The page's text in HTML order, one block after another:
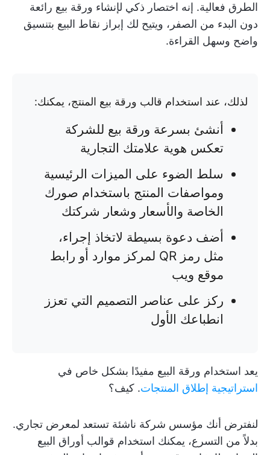
الطرق فعالية. إنه اختصار ذكي لإنشاء ورقة بيع رائعة
دون البدء من الصفر، ويتيح لك إبراز نقاط البيع بتنسيق
واضح وسهل القراءة.
لذلك، عند استخدام قالب ورقة بيع المنتج، يمكنك:
أنشئ بسرعة ورقة بيع للشركة
تعكس هوية علامتك التجارية
سلط الضوء على الميزات الرئيسية
ومواصفات المنتج باستخدام صورك
الخاصة والأسعار وشعار شركتك
أضف دعوة بسيطة لاتخاذ إجراء،
مثل رمز QR لمركز موارد أو رابط
موقع ويب
ركز على عناصر التصميم التي تعزز
انطباعك الأول
يعد استخدام ورقة البيع مفيدًا بشكل خاص في
استراتيجية إطلاق المنتجات. كيف؟
لنفترض أنك مؤسس شركة ناشئة تستعد لمعرض تجاري.
بدلاً من التسرع، يمكنك استخدام قوالب أوراق البيع